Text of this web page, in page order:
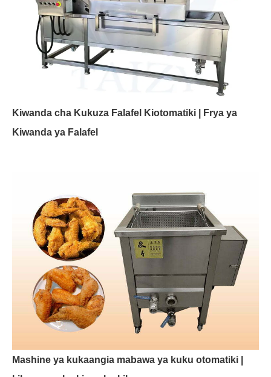
Kiwanda cha Kukuza Falafel Kiotomatiki | Frya ya
Kiwanda ya Falafel
Mashine ya kukaangia mabawa ya kuku otomatiki |